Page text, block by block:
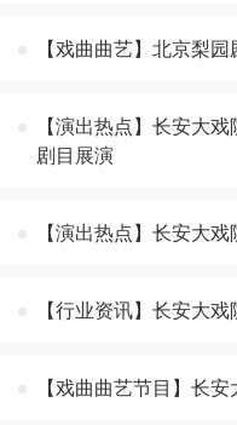
【戏曲曲艺】北京梨园
【演出热点】长安大
剧目展演
【演出热点】长安大
【行业资讯】长安大
【戏曲曲艺节目】长